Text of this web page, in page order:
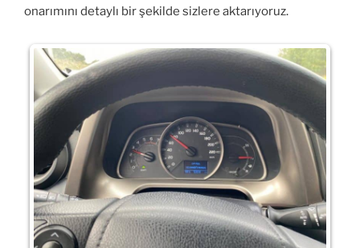
onarımını detaylı bir şekilde sizlere aktarıyoruz.